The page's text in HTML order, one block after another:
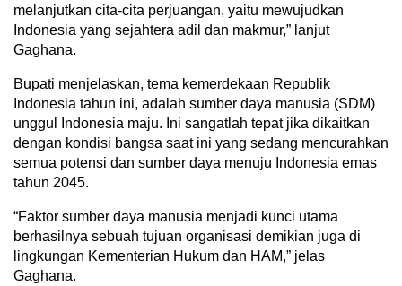
melanjutkan cita-cita perjuangan, yaitu mewujudkan
Indonesia yang sejahtera adil dan makmur,” lanjut
Gaghana.
Bupati menjelaskan, tema kemerdekaan Republik
Indonesia tahun ini, adalah sumber daya manusia (SDM)
unggul Indonesia maju. Ini sangatlah tepat jika dikaitkan
dengan kondisi bangsa saat ini yang sedang mencurahkan
semua potensi dan sumber daya menuju Indonesia emas
tahun 2045.
“Faktor sumber daya manusia menjadi kunci utama
berhasilnya sebuah tujuan organisasi demikian juga di
lingkungan Kementerian Hukum dan HAM,” jelas
Gaghana.